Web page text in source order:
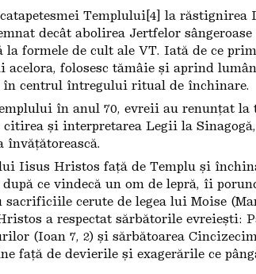
Templului[4] la
decât abolirea Jertfelor
la formele de cult ale VT. Iată de ce
folosesc tămâie și aprind
centrul întregului ritual de închinare.
în anul 70, evreii au renunțat
și interpretarea Legii la
învățătorească.
Iisus Hristos față de Templu și
după ce vindecă un om de lepră, îi
sacrificiile cerute de legea lui Moise
a respectat sărbătorile evreiești:
(Ioan 7, 2) și sărbătoarea
față de devierile și exagerările ce